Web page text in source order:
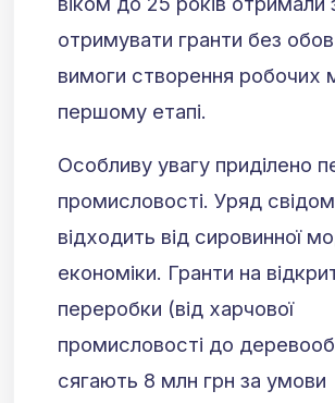
отримувати гранти без
вимоги створення робочих
першому етапі.
Особливу увагу приділено
промисловості. Уряд
відходить від сировинної
економіки. Гранти на
переробки (від харчової
промисловості до
сягають 8 млн грн за умови